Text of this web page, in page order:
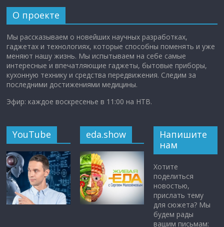
О проекте
Мы рассказываем о новейших научных разработках,
гаджетах и технологиях, которые способны поменять и уже
меняют нашу жизнь. Мы испытываем на себе самые
интересные и впечатляющие гаджеты, бытовые приборы,
кухонную технику и средства передвижения. Следим за
последними достижениями медицины.
Эфир: каждое воскресенье в 11:00 на НТВ.
YouTube eda.show
Напишите
нам
Хотите
поделиться
новостью,
прислать тему
для сюжета? Мы
будем рады
вашим письмам: